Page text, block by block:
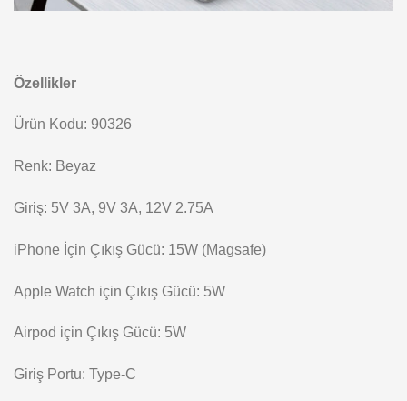
Özellikler
Ürün Kodu: 90326
Renk: Beyaz
Giriş: 5V 3A, 9V 3A, 12V 2.75A
iPhone İçin Çıkış Gücü: 15W (Magsafe)
Apple Watch için Çıkış Gücü: 5W
Airpod için Çıkış Gücü: 5W
Giriş Portu: Type-C